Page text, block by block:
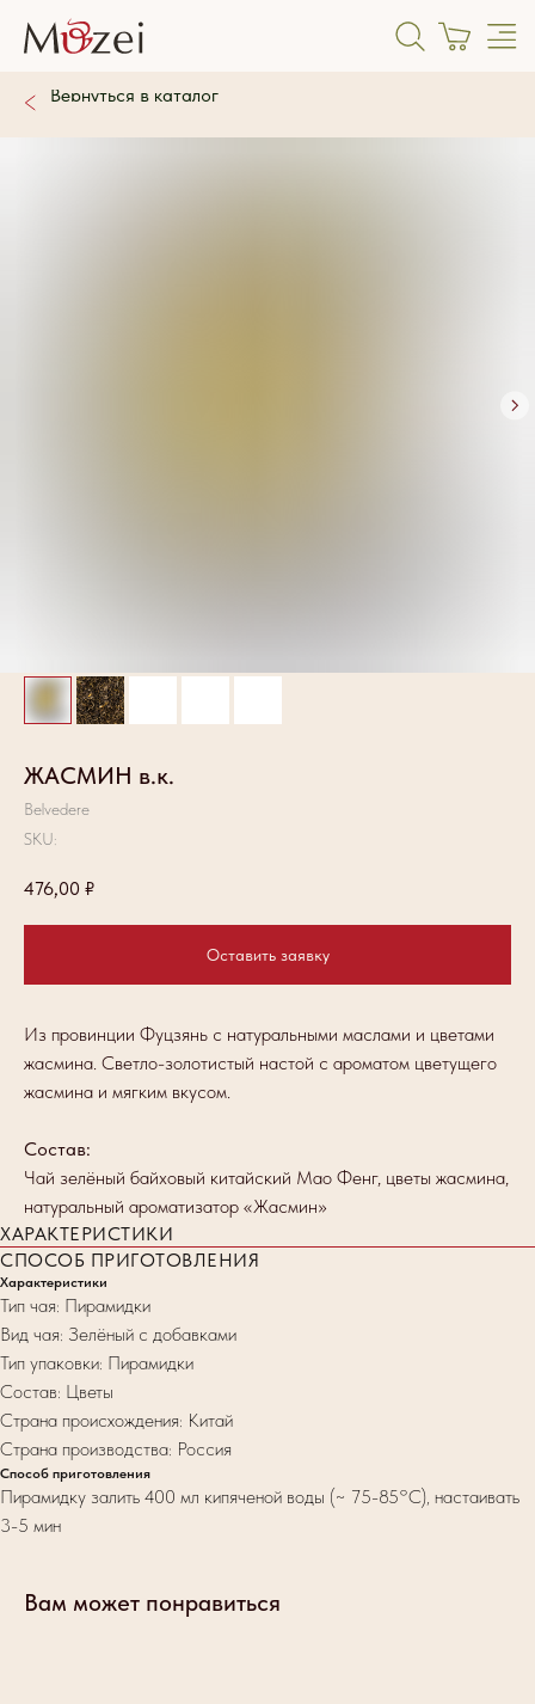
ЖАСМИН в.к.
Belvedere
SKU:
476,00 ₽
Оставить заявку
Из провинции Фуцзянь с натуральными маслами и цветами
жасмина. Светло-золотистый настой с ароматом цветущего
жасмина и мягким вкусом.
Состав:
Чай зелёный байховый китайский Мао Фенг, цветы жасмина,
натуральный ароматизатор «Жасмин»
ХАРАКТЕРИСТИКИ
СПОСОБ ПРИГОТОВЛЕНИЯ
Характеристики
Тип чая: Пирамидки
Вид чая: Зелёный с добавками
Тип упаковки: Пирамидки
Состав: Цветы
Страна происхождения: Китай
Страна производства: Россия
Способ приготовления
Пирамидку залить 400 мл кипяченой воды (~ 75-85°C), настаивать
3-5 мин
Вам может понравиться
Вернуться в каталог